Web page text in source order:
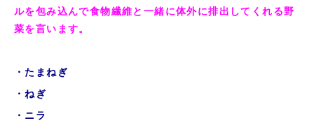
ルを包み込んで食物繊維と一緒に体外に排出してくれる野
菜を言います。
・たまねぎ
・ねぎ
・ニラ